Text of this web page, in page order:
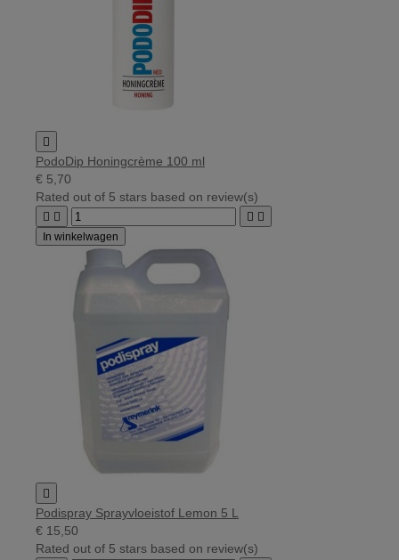

PodoDip Honingcrème 100 ml
€ 5,70
Rated out of 5 stars based on review(s)
   
In winkelwagen

Podispray Sprayvloeistof Lemon 5 L
€ 15,50
Rated out of 5 stars based on review(s)